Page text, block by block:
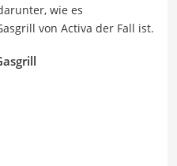
wie es
von Activa der Fall ist.